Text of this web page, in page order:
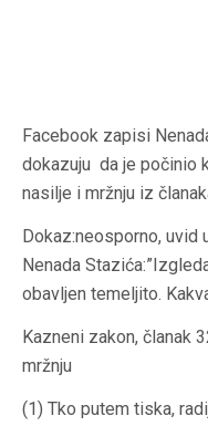
Facebook zapisi
dokazuju da je počinio
nasilje i mržnju iz
Dokaz:neosporno,
Nenada
obavljen temeljito.
Kazneni zakon, članak
mržnju
(1) Tko putem tiska,